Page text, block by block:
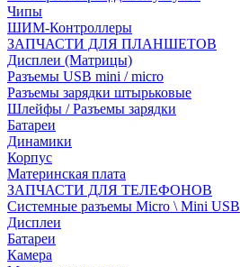
Чипы
ШИМ-Контроллеры
ЗАПЧАСТИ ДЛЯ ПЛАНШЕТОВ
Дисплеи (Матрицы)
Разъемы USB mini / micro
Разъемы зарядки штырьковые
Шлейфы / Разъемы зарядки
Батареи
Динамики
Корпус
Материнская плата
ЗАПЧАСТИ ДЛЯ ТЕЛЕФОНОВ
Системные разъемы Micro \ Mini USB
Дисплеи
Батареи
Камера